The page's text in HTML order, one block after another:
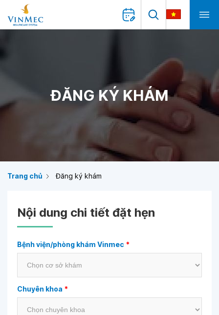
ĐĂNG KÝ KHÁM
Trang chủ Đăng ký khám
Nội dung chi tiết đặt hẹn
Bệnh viện/phòng khám Vinmec *
Chuyên khoa *